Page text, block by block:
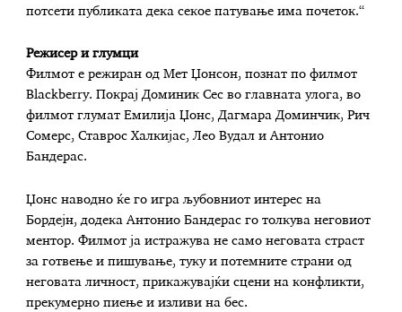
потсети публиката дека секое патување има почеток.“
Режисер и глумци
Филмот е режиран од Мет Џонсон, познат по филмот
Blackberry. Покрај Доминик Сес во главната улога, во
филмот глумат Емилија Џонс, Дагмара Доминчик, Рич
Сомерс, Ставрос Халкијас, Лео Вудал и Антонио
Бандерас.
Џонс наводно ќе го игра љубовниот интерес на
Бордејн, додека Антонио Бандерас го толкува неговиот
ментор. Филмот ја истражува не само неговата страст
за готвење и пишување, туку и потемните страни од
неговата личност, прикажувајќи сцени на конфликти,
прекумерно пиење и изливи на бес.